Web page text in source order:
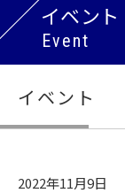
イベント
Event
イベント
2022年11月9日